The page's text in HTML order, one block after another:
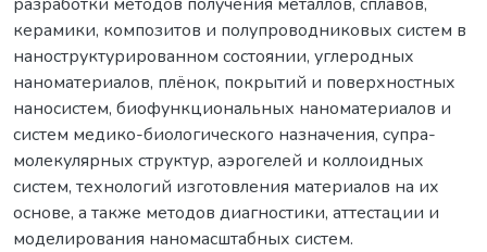
керамики, композитов и полупроводниковых систем в
наноструктурированном состоянии, углеродных
наноматериалов, плёнок, покрытий и поверхностных
наносистем, биофункциональных наноматериалов и
систем медико-биологического назначения, супра-
молекулярных структур, аэрогелей и коллоидных
систем, технологий изготовления материалов на их
основе, а также методов диагностики, аттестации и
моделирования наномасштабных систем.